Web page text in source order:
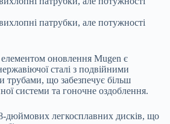
оновлення Mugen є
сталі з подвійними
що забезпечує більш
системи та гоночне оздоблення.
дюймових легкосплавних дисків, що